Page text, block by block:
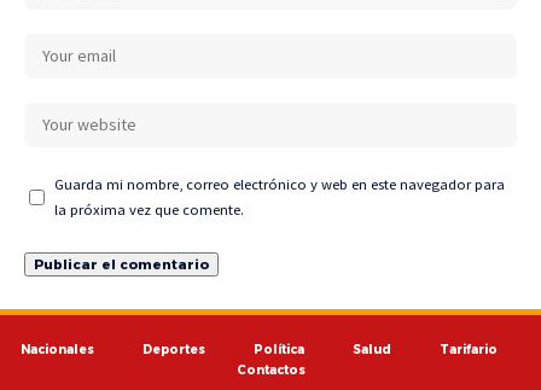
Guarda mi nombre, correo electrónico y web en este navegador para
la próxima vez que comente.
Nacionales Deportes Política Salud
Tarifario
Contactos